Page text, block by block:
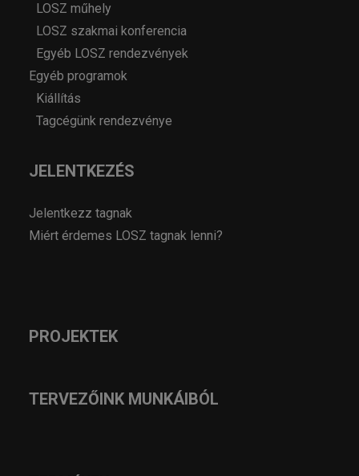
LOSZ műhely
LOSZ szakmai konferencia
Egyéb LOSZ rendezvények
Egyéb programok
Kiállítás
Tagcégünk rendezvénye
JELENTKEZÉS
Jelentkezz tagnak
Miért érdemes LOSZ tagnak lenni?
PROJEKTEK
TERVEZŐINK MUNKÁIBÓL